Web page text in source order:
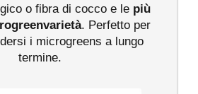
o fibra di cocco e le più
. Perfetto per
i microgreens a lungo
termine.